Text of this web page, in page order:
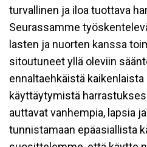
turvallinen ja iloa tuottava
Seurassamme
lasten ja nuorten kanssa
sitoutuneet yllä oleviin
ennaltaehkäistä kaikenlaista
käyttäytymistä
auttavat vanhempia, lapsia
tunnistamaan epäasiallista